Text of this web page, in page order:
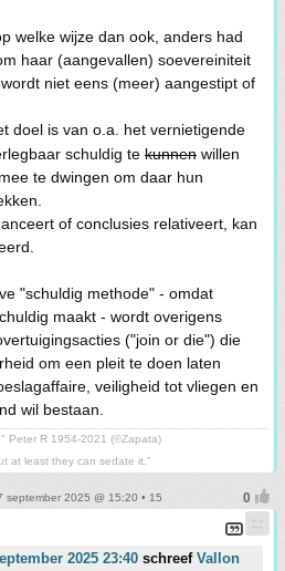
welke wijze dan ook, anders had
haar (aangevallen) soevereiniteit
niet eens (meer) aangestipt of
doel is van o.a. het vernietigende
schuldig te kunnen willen
te dwingen om daar hun
of conclusies relativeert, kan
"schuldig methode" - omdat
maakt - wordt overigens
("join or die") die
om een pleit te doen laten
veiligheid tot vliegen en
wil bestaan.
Peter R 1954-2021 (©Zapata)
at least they can sedate it."
september 2025 @ 15:20 • 15
2025 23:40 schreef Vallon